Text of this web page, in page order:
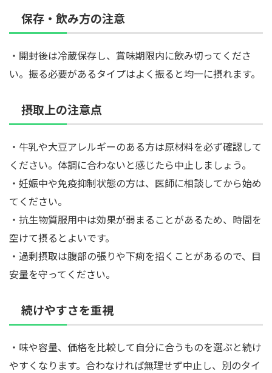
保存・飲み方の注意
・開封後は冷蔵保存し、賞味期限内に飲み切ってくださ
い。振る必要があるタイプはよく振ると均一に摂れます。
摂取上の注意点
・牛乳や大豆アレルギーのある方は原材料を必ず確認して
ください。体調に合わないと感じたら中止しましょう。
・妊娠中や免疫抑制状態の方は、医師に相談してから始め
てください。
・抗生物質服用中は効果が弱まることがあるため、時間を
空けて摂るとよいです。
・過剰摂取は腹部の張りや下痢を招くことがあるので、目
安量を守ってください。
続けやすさを重視
・味や容量、価格を比較して自分に合うものを選ぶと続け
やすくなります。合わなければ無理せず中止し、別のタイ